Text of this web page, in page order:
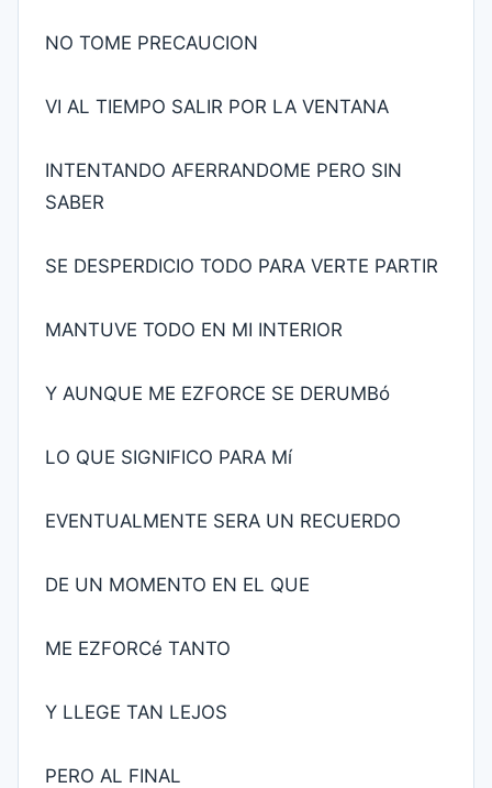
NO TOME PRECAUCION
VI AL TIEMPO SALIR POR LA VENTANA
INTENTANDO AFERRANDOME PERO SIN
SABER
SE DESPERDICIO TODO PARA VERTE PARTIR
MANTUVE TODO EN MI INTERIOR
Y AUNQUE ME EZFORCE SE DERUMBó
LO QUE SIGNIFICO PARA Mí
EVENTUALMENTE SERA UN RECUERDO
DE UN MOMENTO EN EL QUE
ME EZFORCé TANTO
Y LLEGE TAN LEJOS
PERO AL FINAL